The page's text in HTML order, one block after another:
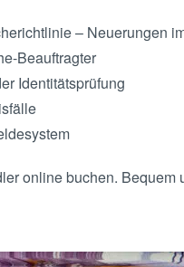
– Neuerungen
Beauftragter
Identitätsprüfung
online buchen. Bequem